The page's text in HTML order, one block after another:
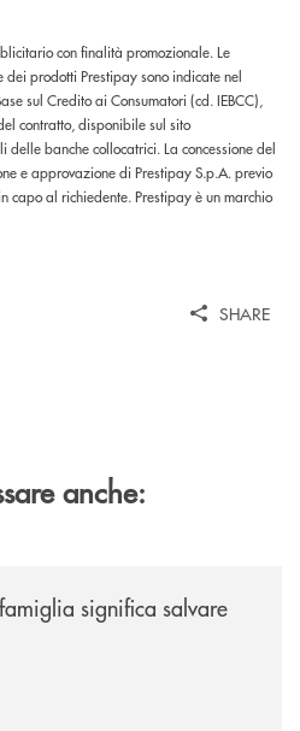
con finalità promozionale. Le
prodotti Prestipay sono indicate nel
sul Credito ai Consumatori (cd. IEBCC),
contratto, disponibile sul sito
banche collocatrici. La concessione del
e approvazione di Prestipay S.p.A. previo
capo al richiedente. Prestipay è un marchio
SHARE
anche:
significa salvare